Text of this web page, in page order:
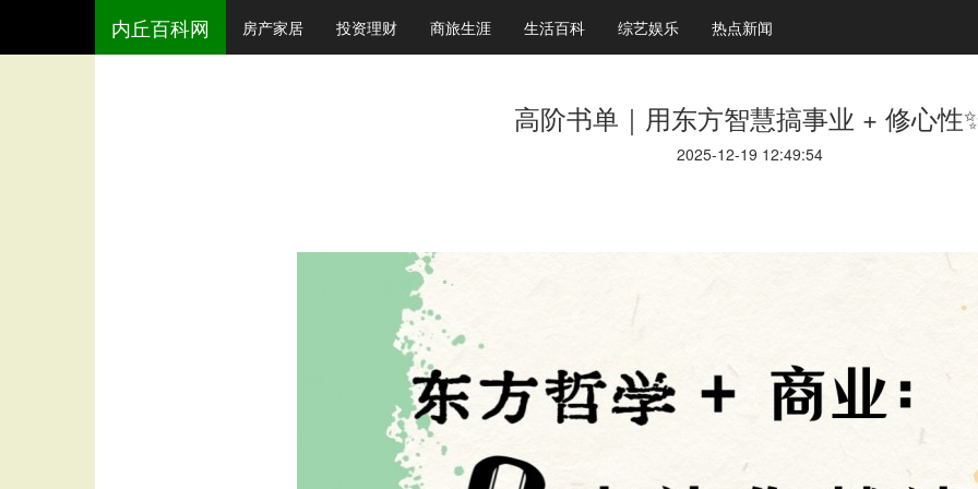
内丘百科网 房产家居 投资理财 商旅生涯 生活百科 综艺娱乐 热点新闻
高阶书单｜用东方智慧搞事业 + 修心性
2025-12-19 12:49:54